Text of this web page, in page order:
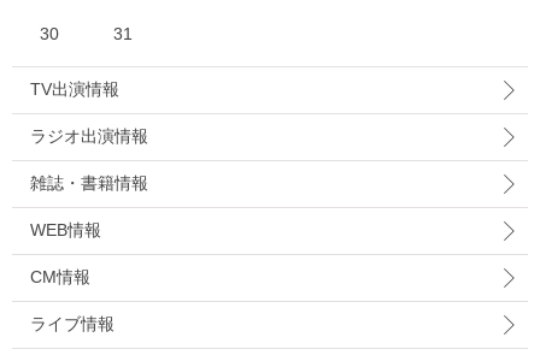
30 31
TV出演情報
ラジオ出演情報
雑誌・書籍情報
WEB情報
CM情報
ライブ情報